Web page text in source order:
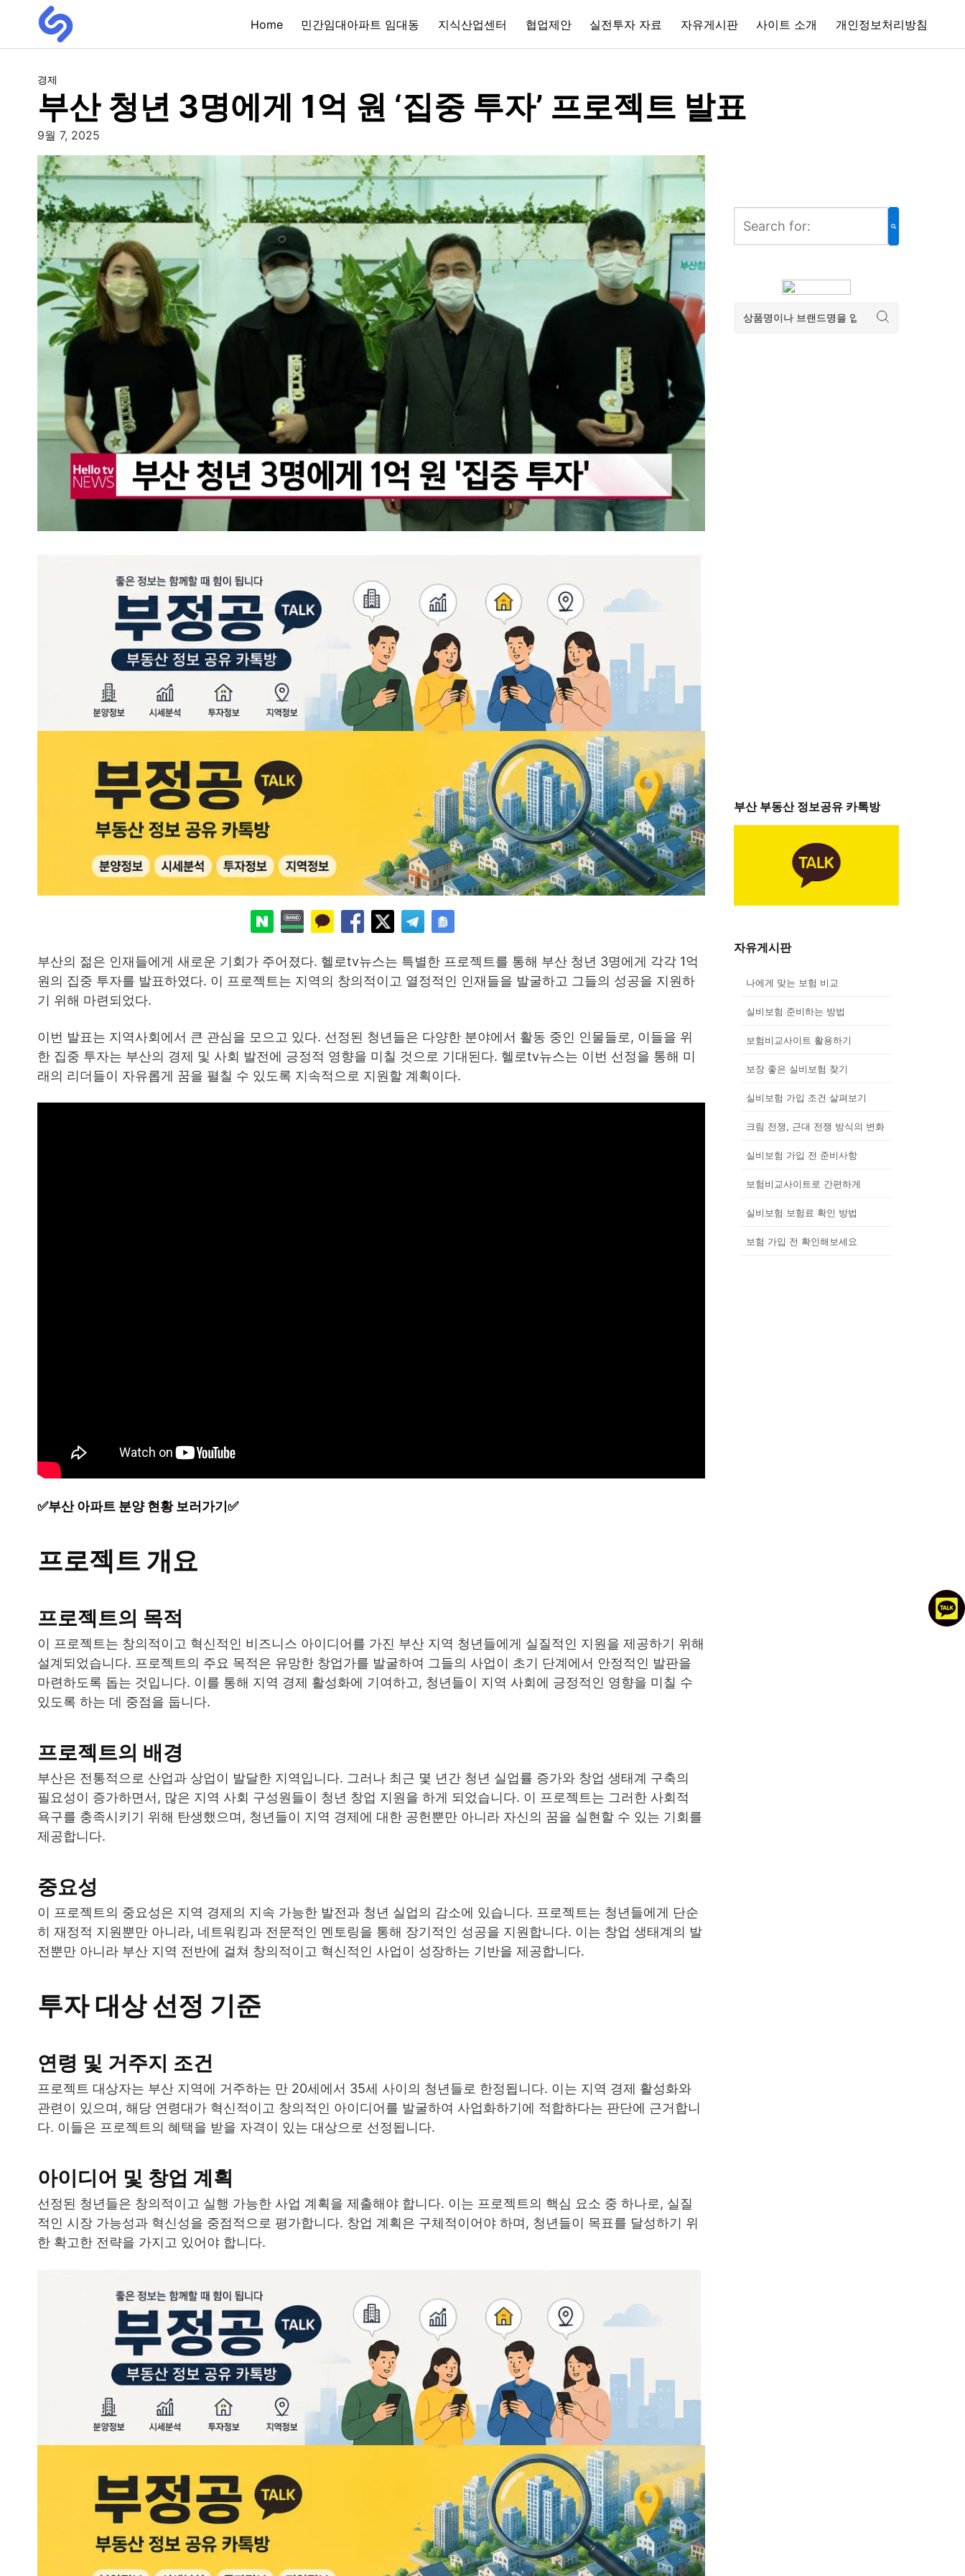
Home 민간임대아파트 임대동 지식산업센터 협업제안 실전투자 자료 자유게시판 사이트 소개 개인정보처리방침
경제
부산 청년 3명에게 1억 원 ‘집중 투자’ 프로젝트 발표
9월 7, 2025
부산의 젊은 인재들에게 새로운 기회가 주어졌다. 헬로tv뉴스는 특별한 프로젝트를 통해 부산 청년 3명에게 각각 1억
원의 집중 투자를 발표하였다. 이 프로젝트는 지역의 창의적이고 열정적인 인재들을 발굴하고 그들의 성공을 지원하
기 위해 마련되었다.
이번 발표는 지역사회에서 큰 관심을 모으고 있다. 선정된 청년들은 다양한 분야에서 활동 중인 인물들로, 이들을 위
한 집중 투자는 부산의 경제 및 사회 발전에 긍정적 영향을 미칠 것으로 기대된다. 헬로tv뉴스는 이번 선정을 통해 미
래의 리더들이 자유롭게 꿈을 펼칠 수 있도록 지속적으로 지원할 계획이다.
✅부산 아파트 분양 현황 보러가기✅
프로젝트 개요
프로젝트의 목적
이 프로젝트는 창의적이고 혁신적인 비즈니스 아이디어를 가진 부산 지역 청년들에게 실질적인 지원을 제공하기 위해
설계되었습니다. 프로젝트의 주요 목적은 유망한 창업가를 발굴하여 그들의 사업이 초기 단계에서 안정적인 발판을
마련하도록 돕는 것입니다. 이를 통해 지역 경제 활성화에 기여하고, 청년들이 지역 사회에 긍정적인 영향을 미칠 수
있도록 하는 데 중점을 둡니다.
프로젝트의 배경
부산은 전통적으로 산업과 상업이 발달한 지역입니다. 그러나 최근 몇 년간 청년 실업률 증가와 창업 생태계 구축의
필요성이 증가하면서, 많은 지역 사회 구성원들이 청년 창업 지원을 하게 되었습니다. 이 프로젝트는 그러한 사회적
욕구를 충족시키기 위해 탄생했으며, 청년들이 지역 경제에 대한 공헌뿐만 아니라 자신의 꿈을 실현할 수 있는 기회를
제공합니다.
중요성
이 프로젝트의 중요성은 지역 경제의 지속 가능한 발전과 청년 실업의 감소에 있습니다. 프로젝트는 청년들에게 단순
히 재정적 지원뿐만 아니라, 네트워킹과 전문적인 멘토링을 통해 장기적인 성공을 지원합니다. 이는 창업 생태계의 발
전뿐만 아니라 부산 지역 전반에 걸쳐 창의적이고 혁신적인 사업이 성장하는 기반을 제공합니다.
투자 대상 선정 기준
연령 및 거주지 조건
프로젝트 대상자는 부산 지역에 거주하는 만 20세에서 35세 사이의 청년들로 한정됩니다. 이는 지역 경제 활성화와
관련이 있으며, 해당 연령대가 혁신적이고 창의적인 아이디어를 발굴하여 사업화하기에 적합하다는 판단에 근거합니
다. 이들은 프로젝트의 혜택을 받을 자격이 있는 대상으로 선정됩니다.
아이디어 및 창업 계획
선정된 청년들은 창의적이고 실행 가능한 사업 계획을 제출해야 합니다. 이는 프로젝트의 핵심 요소 중 하나로, 실질
적인 시장 가능성과 혁신성을 중점적으로 평가합니다. 창업 계획은 구체적이어야 하며, 청년들이 목표를 달성하기 위
한 확고한 전략을 가지고 있어야 합니다.
부산 부동산 정보공유 카톡방
자유게시판
나에게 맞는 보험 비교
실비보험 준비하는 방법
보험비교사이트 활용하기
보장 좋은 실비보험 찾기
실비보험 가입 조건 살펴보기
크림 전쟁, 근대 전쟁 방식의 변화
실비보험 가입 전 준비사항
보험비교사이트로 간편하게
실비보험 보험료 확인 방법
보험 가입 전 확인해보세요